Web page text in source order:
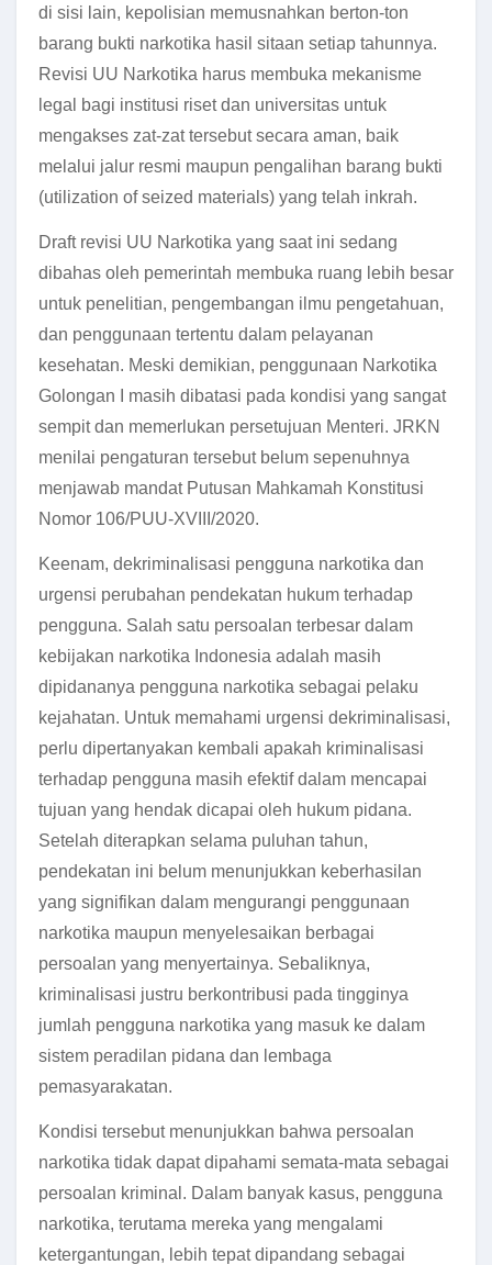
di sisi lain, kepolisian memusnahkan berton-ton
barang bukti narkotika hasil sitaan setiap tahunnya.
Revisi UU Narkotika harus membuka mekanisme
legal bagi institusi riset dan universitas untuk
mengakses zat-zat tersebut secara aman, baik
melalui jalur resmi maupun pengalihan barang bukti
(utilization of seized materials) yang telah inkrah.
Draft revisi UU Narkotika yang saat ini sedang
dibahas oleh pemerintah membuka ruang lebih besar
untuk penelitian, pengembangan ilmu pengetahuan,
dan penggunaan tertentu dalam pelayanan
kesehatan. Meski demikian, penggunaan Narkotika
Golongan I masih dibatasi pada kondisi yang sangat
sempit dan memerlukan persetujuan Menteri. JRKN
menilai pengaturan tersebut belum sepenuhnya
menjawab mandat Putusan Mahkamah Konstitusi
Nomor 106/PUU-XVIII/2020.
Keenam, dekriminalisasi pengguna narkotika dan
urgensi perubahan pendekatan hukum terhadap
pengguna. Salah satu persoalan terbesar dalam
kebijakan narkotika Indonesia adalah masih
dipidananya pengguna narkotika sebagai pelaku
kejahatan. Untuk memahami urgensi dekriminalisasi,
perlu dipertanyakan kembali apakah kriminalisasi
terhadap pengguna masih efektif dalam mencapai
tujuan yang hendak dicapai oleh hukum pidana.
Setelah diterapkan selama puluhan tahun,
pendekatan ini belum menunjukkan keberhasilan
yang signifikan dalam mengurangi penggunaan
narkotika maupun menyelesaikan berbagai
persoalan yang menyertainya. Sebaliknya,
kriminalisasi justru berkontribusi pada tingginya
jumlah pengguna narkotika yang masuk ke dalam
sistem peradilan pidana dan lembaga
pemasyarakatan.
Kondisi tersebut menunjukkan bahwa persoalan
narkotika tidak dapat dipahami semata-mata sebagai
persoalan kriminal. Dalam banyak kasus, pengguna
narkotika, terutama mereka yang mengalami
ketergantungan, lebih tepat dipandang sebagai